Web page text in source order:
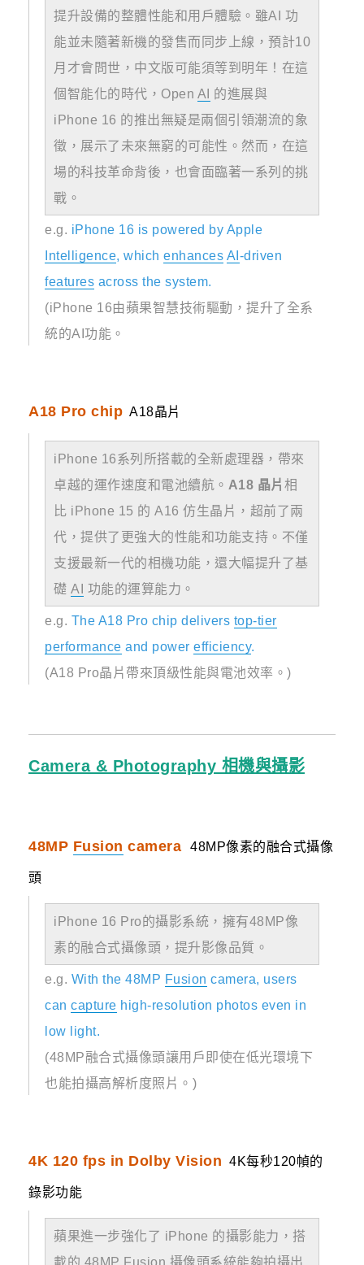
提升設備的整體性能和用戶體驗。雖AI 功
能並未隨著新機的發售而同步上線，預計10
月才會問世，中文版可能須等到明年！在這
個智能化的時代，Open AI
的進展與
iPhone 16 的推出無疑是兩個引領潮流的象
徵，展示了未來無窮的可能性。然而，在這
場的科技革命背後，也會面臨著一系列的挑
戰。
e.g. iPhone 16 is powered by Apple
Intelligence, which enhances AI -driven
features across the system.
(iPhone 16由蘋果智慧技術驅動，提升了全系
統的AI功能。
A18 Pro chip A18晶片
iPhone 16系列所搭載的全新處理器，帶來
卓越的運作速度和電池續航。 A18 晶片 相
比 iPhone 15 的 A16 仿生晶片，超前了兩
代，提供了更強大的性能和功能支持。不僅
支援最新一代的相機功能，還大幅提升了基
礎 AI 功能的運算能力。
e.g. The A18 Pro chip delivers top-tier
performance and power efficiency.
(A18 Pro晶片帶來頂級性能與電池效率。)
Camera & Photography 相機與攝影
48MP Fusion camera 48MP像素的融合式攝像
頭
iPhone 16 Pro的攝影系統，擁有48MP像
素的融合式攝像頭，提升影像品質。
e.g. With the 48MP Fusion camera, users
can capture high-resolution photos even in
low light.
(48MP融合式攝像頭讓用戶即使在低光環境下
也能拍攝高解析度照片。)
4K 120 fps in Dolby Vision 4K每秒120幀的
錄影功能
蘋果進一步強化了 iPhone 的攝影能力，搭
載的 48MP Fusion 攝像頭系統能夠拍攝出